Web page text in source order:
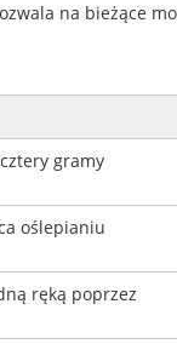
na bieżące
gramy
oślepianiu
ręką poprzez